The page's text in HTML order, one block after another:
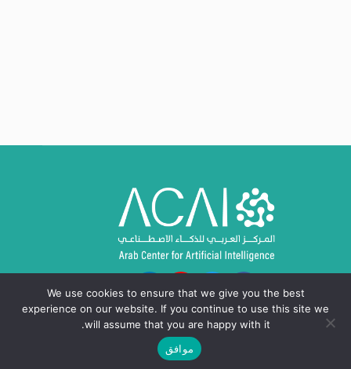
حقوق النشر © 2024 - 2026، المركز العربي للذكاء
الاصطناعي ACAI
We use cookies to ensure that we give you the best
experience on our website. If you continue to use this site we
will assume that you are happy with it.
موافق